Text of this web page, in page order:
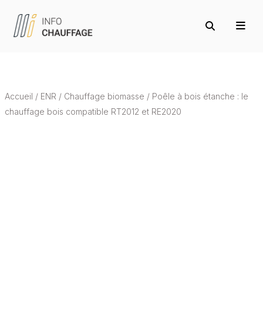
Accueil / ENR / Chauffage biomasse / Poêle à bois étanche : le
chauffage bois compatible RT2012 et RE2020